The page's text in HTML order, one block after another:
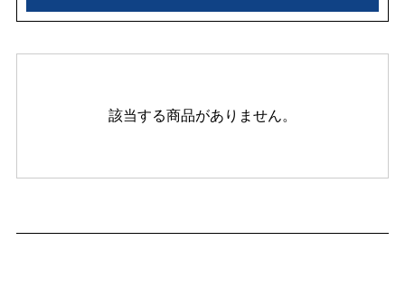
該当する商品がありません。